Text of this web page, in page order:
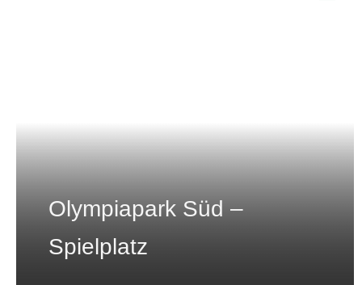
Olympiapark Süd –
Spielplatz